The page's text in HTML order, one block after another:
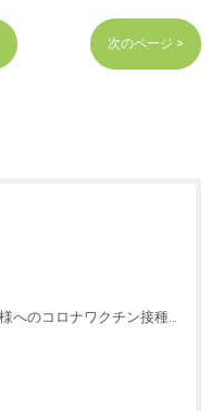
次のページ >
在宅療養中の患者様へのコロナワクチン接種が始まります。